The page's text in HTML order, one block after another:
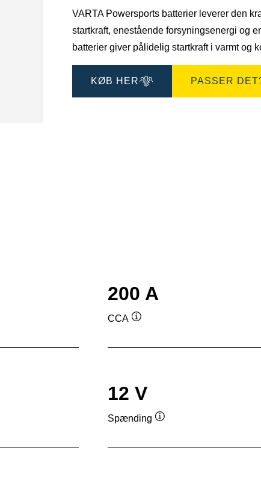
VARTA Powersports batterier leverer den
startkraft, enestående forsyningsenergi og
batterier giver pålidelig startkraft i varmt og
KØB HER PASSER
200 A
CCA
12 V
Spænding